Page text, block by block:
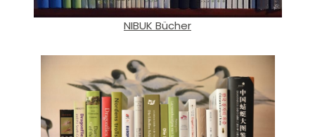
NIBUK Bücher